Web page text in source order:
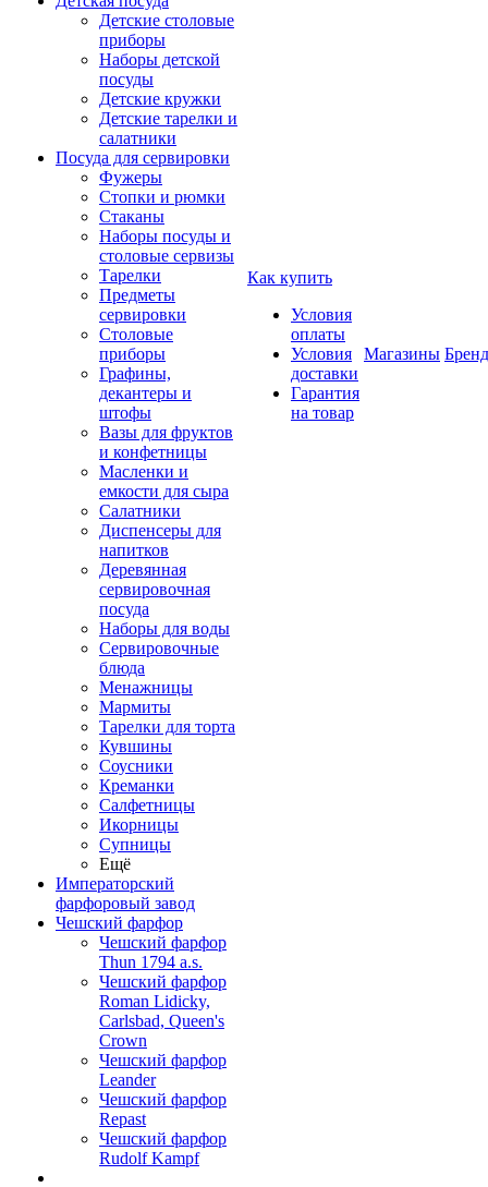
Детские столовые
приборы
Наборы детской
посуды
Детские кружки
Детские тарелки и
салатники
Посуда для сервировки
Фужеры
Стопки и рюмки
Стаканы
Наборы посуды и
столовые сервизы
Тарелки
Предметы
сервировки
Столовые
приборы
Графины,
декантеры и
штофы
Вазы для фруктов
и конфетницы
Масленки и
емкости для сыра
Салатники
Диспенсеры для
напитков
Деревянная
сервировочная
посуда
Наборы для воды
Сервировочные
блюда
Менажницы
Мармиты
Тарелки для торта
Кувшины
Соусники
Креманки
Салфетницы
Икорницы
Супницы
Ещё
Императорский
фарфоровый завод
Чешский фарфор
Чешский фарфор
Thun 1794 a.s.
Чешский фарфор
Roman Lidicky,
Carlsbad, Queen's
Crown
Чешский фарфор
Leander
Чешский фарфор
Repast
Чешский фарфор
Rudolf Kampf
Как купить
Условия
оплаты
Условия
доставки
Гарантия
на товар
Магазины